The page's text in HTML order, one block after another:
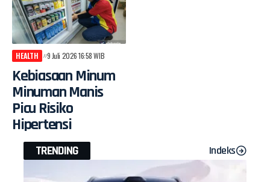
HEALTH 9 Juli 2026 16:58 WIB
Kebiasaan Minum
Minuman Manis
Picu Risiko
Hipertensi
TRENDING Indeks